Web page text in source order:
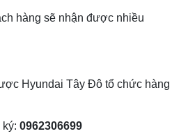
hàng sẽ nhận được nhiều
Hyundai Tây Đô tổ chức hàng
ký: 0962306699